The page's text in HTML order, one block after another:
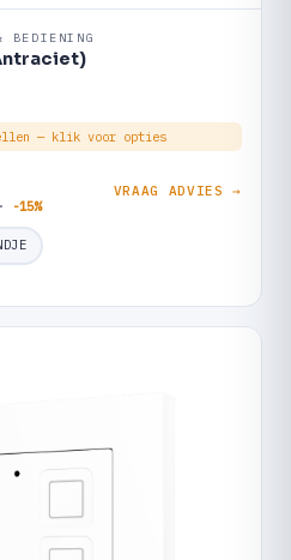
BEDIENING
— klik voor opties
-15%
VRAAG ADVIES →